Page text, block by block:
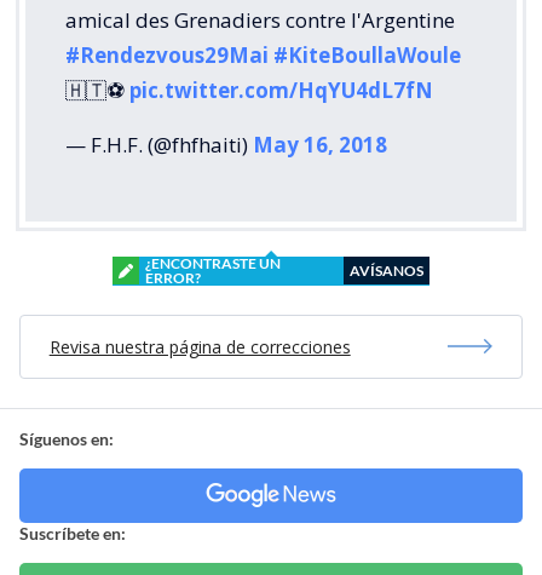
amical des Grenadiers contre l'Argentine
#Rendezvous29Mai #KiteBoullaWoule
🇭🇹⚽ pic.twitter.com/HqYU4dL7fN
— F.H.F. (@fhfhaiti) May 16, 2018
¿ENCONTRASTE UN
ERROR?
AVÍSANOS
Revisa nuestra página de correcciones
Síguenos en:
Suscríbete en: